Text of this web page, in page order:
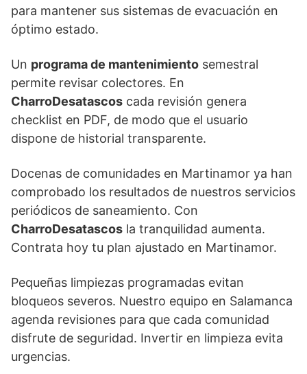
para mantener sus sistemas de evacuación en
óptimo estado.
Un programa de mantenimiento semestral
permite revisar colectores. En
CharroDesatascos cada revisión genera
checklist en PDF, de modo que el usuario
dispone de historial transparente.
Docenas de comunidades en Martinamor ya han
comprobado los resultados de nuestros servicios
periódicos de saneamiento. Con
CharroDesatascos la tranquilidad aumenta.
Contrata hoy tu plan ajustado en Martinamor.
Pequeñas limpiezas programadas evitan
bloqueos severos. Nuestro equipo en Salamanca
agenda revisiones para que cada comunidad
disfrute de seguridad. Invertir en limpieza evita
urgencias.